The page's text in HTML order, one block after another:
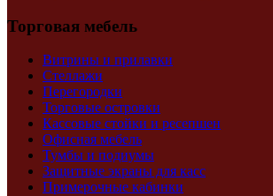
Торговая мебель
Витрины и прилавки
Стеллажи
Перегородки
Торговые островки
Кассовые стойки и ресепшен
Офисная мебель
Тумбы и подиумы
Защитные экраны для касс
Примерочные кабинки